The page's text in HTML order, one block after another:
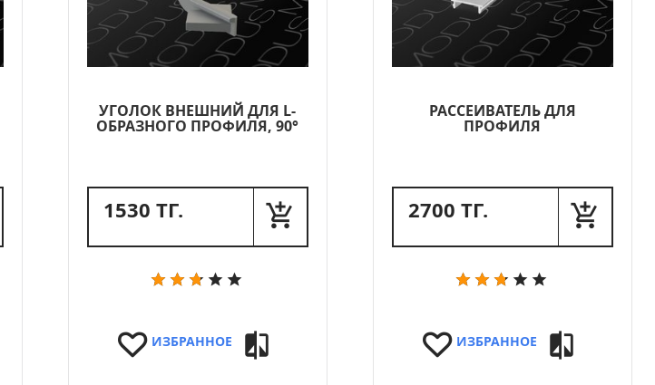
УГОЛОК ВНЕШНИЙ ДЛЯ L-
ОБРАЗНОГО ПРОФИЛЯ, 90°
1530 ТГ.
ИЗБРАННОЕ
РАССЕИВАТЕЛЬ ДЛЯ
ПРОФИЛЯ
2700 ТГ.
ИЗБРАННОЕ